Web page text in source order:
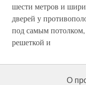
шести метров и
дверей у
под самым
решеткой и
О